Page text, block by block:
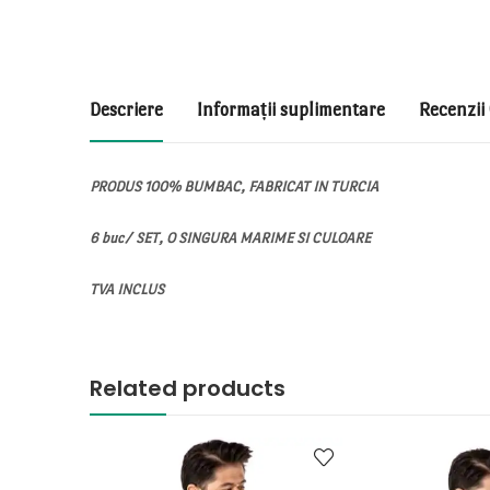
Descriere Informații suplimentare Recenzii
PRODUS 100% BUMBAC, FABRICAT IN TURCIA
6 buc/ SET, O SINGURA MARIME SI CULOARE
TVA INCLUS
Related products